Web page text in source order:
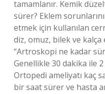
tamamlanır. Kemik
sürer? Eklem
etmek için kullanılan
diz, omuz, bilek ve kalça
“Artroskopi ne kadar
Genellikle 30 dakika ile
Ortopedi ameliyatı kaç
bir saat sürer ve hasta